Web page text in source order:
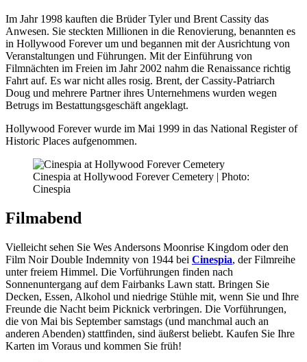
Im Jahr 1998 kauften die Brüder Tyler und Brent Cassity das
Anwesen. Sie steckten Millionen in die Renovierung, benannten es
in Hollywood Forever um und begannen mit der Ausrichtung von
Veranstaltungen und Führungen. Mit der Einführung von
Filmnächten im Freien im Jahr 2002 nahm die Renaissance richtig
Fahrt auf. Es war nicht alles rosig. Brent, der Cassity-Patriarch
Doug und mehrere Partner ihres Unternehmens wurden wegen
Betrugs im Bestattungsgeschäft angeklagt.
Hollywood Forever wurde im Mai 1999 in das National Register of
Historic Places aufgenommen.
Cinespia at Hollywood Forever Cemetery | Photo:
Cinespia
Filmabend
Vielleicht sehen Sie Wes Andersons Moonrise Kingdom oder den
Film Noir Double Indemnity von 1944 bei Cinespia, der Filmreihe
unter freiem Himmel. Die Vorführungen finden nach
Sonnenuntergang auf dem Fairbanks Lawn statt. Bringen Sie
Decken, Essen, Alkohol und niedrige Stühle mit, wenn Sie und Ihre
Freunde die Nacht beim Picknick verbringen. Die Vorführungen,
die von Mai bis September samstags (und manchmal auch an
anderen Abenden) stattfinden, sind äußerst beliebt. Kaufen Sie Ihre
Karten im Voraus und kommen Sie früh!